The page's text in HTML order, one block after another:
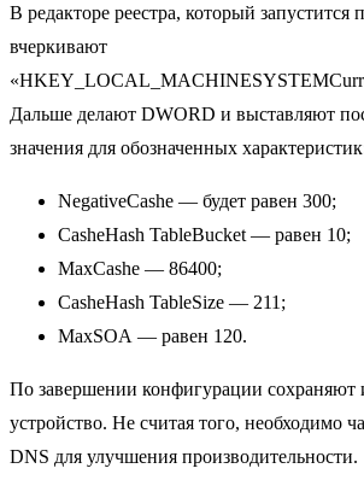
В редакторе реестра, который запустится
вчеркивают
Дальше делают DWORD и выставляют
значения для обозначенных
NegativeCashe — будет равен 300;
CasheHash TableBucket — равен 10;
MaxCashe — 86400;
CasheHash TableSize — 211;
MaxSOA — равен 120.
По завершении конфигурации сохраняют
устройство. Не считая того, необходимо
DNS для улучшения производительности.